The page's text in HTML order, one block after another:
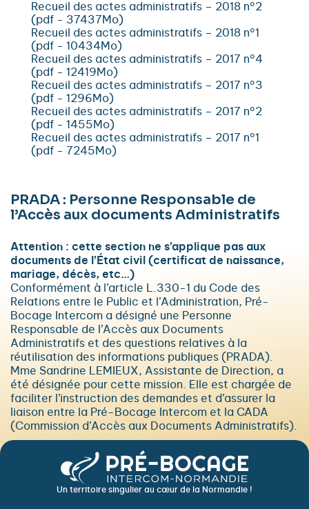
Recueil des actes administratifs – 2018 n°2
(pdf - 37437Mo)
Recueil des actes administratifs – 2018 n°1
(pdf - 10434Mo)
Recueil des actes administratifs – 2017 n°4
(pdf - 12419Mo)
Recueil des actes administratifs – 2017 n°3
(pdf - 1296Mo)
Recueil des actes administratifs – 2017 n°2
(pdf - 1455Mo)
Recueil des actes administratifs – 2017 n°1
(pdf - 7245Mo)
PRADA : Personne Responsable de
l’Accès aux documents Administratifs
Attention : cette section ne s’applique pas aux
documents de l’État civil (certificat de naissance,
mariage, décès, etc…)
Conformément à l’article L.330-1 du Code des
Relations entre le Public et l’Administration, Pré-
Bocage Intercom a désigné une Personne
Responsable de l’Accès aux Documents
Administratifs et des questions relatives à la
réutilisation des informations publiques (PRADA).
Mme Sandrine LEMIEUX, Assistante de Direction, a
été désignée pour cette mission. Elle est chargée de
faciliter l’instruction des demandes et d’assurer la
liaison entre la Pré-Bocage Intercom et la CADA
(Commission d’Accès aux Documents Administratifs).
Un territoire singulier au cœur de la Normandie !